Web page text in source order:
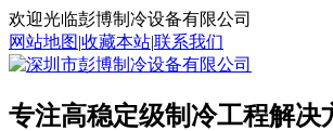
欢迎光临彭博制冷设备有限公司
网站地图|收藏本站|联系我们
专注高稳定级制冷工程解决